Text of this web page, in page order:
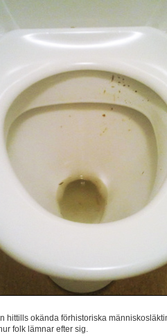
okända förhistoriska
folk lämnar efter sig.